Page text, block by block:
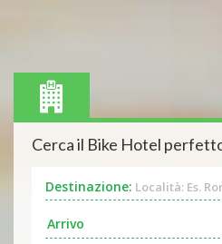
Cerca il Bike Hotel
Destinazione: Località: Es.